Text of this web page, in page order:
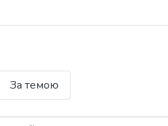
За темою